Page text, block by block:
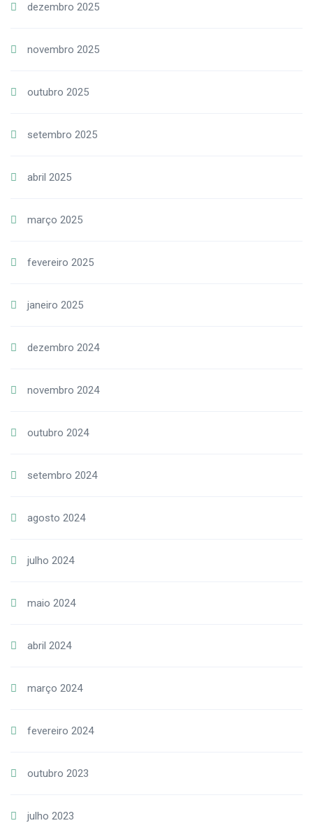
dezembro 2025
novembro 2025
outubro 2025
setembro 2025
abril 2025
março 2025
fevereiro 2025
janeiro 2025
dezembro 2024
novembro 2024
outubro 2024
setembro 2024
agosto 2024
julho 2024
maio 2024
abril 2024
março 2024
fevereiro 2024
outubro 2023
julho 2023